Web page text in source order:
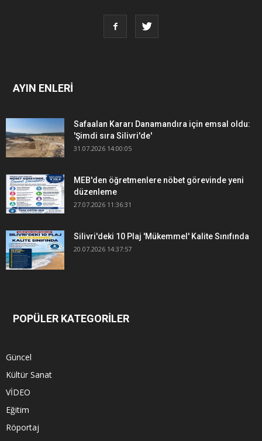
AYIN ENLERİ
Safaalan Kararı Danamandıra için emsal oldu:
'Şimdi sıra Silivri'de'
31.07.2026 14:00:05
MEB'den öğretmenlere nöbet görevinde yeni
düzenleme
27.07.2026 11:36:31
Silivri'deki 10 Plaj 'Mükemmel' Kalite Sınıfında
20.07.2026 14:37:57
POPÜLER KATEGORİLER
Güncel
Kültür Sanat
VİDEO
Eğitim
Röportaj